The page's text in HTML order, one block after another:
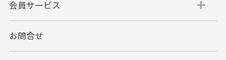
会員サービス
お問合せ